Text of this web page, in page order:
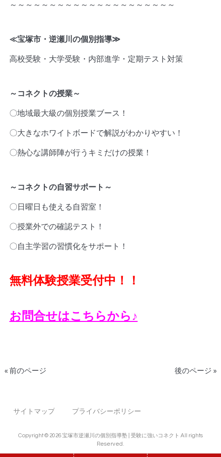
～～～～～～～～～～～～～～～～～～～～～
≪宝塚市・逆瀬川の個別指導≫
高校受験・大学受験・内部進学・定期テスト対策
～コネクトの授業～
〇地域最大級の個別授業ブース！
〇大きなホワイトボードで解説がわかりやすい！
〇熱心な講師陣が行うキミだけの授業！
～コネクトの自習サポート～
〇日曜日も使える自習室！
〇授業外での確認テスト！
〇自主学習の習慣化をサポート！
無料体験授業受付中！！
お問合せはこちらから♪
« 前のページ 後のページ »
サイトマップ プライバシーポリシー
Copyright © 2026 宝塚市逆瀬川の個別指導塾 | 受験に強いコネクト All rights
Reserved.